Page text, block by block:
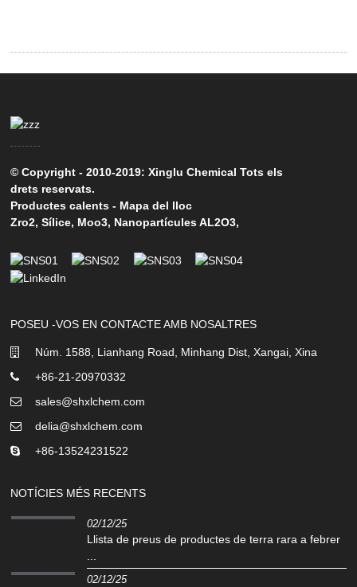
© Copyright - 2010-2019: Xinglu Chemical Tots els
drets reservats.
Productes calents - Mapa del lloc
Zro2,Sílice, Moo3, Nanopartícules AL2O3,
POSEU -VOS EN CONTACTE AMB NOSALTRES
Núm. 1588, Lianhang Road, Minhang Dist, Xangai, Xina
+86-21-20970332
sales@shxlchem.com
delia@shxlchem.com
+86-13524231522
NOTÍCIES MÉS RECENTS
02/12/25
Llista de preus de productes de terra rara a febrer
...
02/12/25